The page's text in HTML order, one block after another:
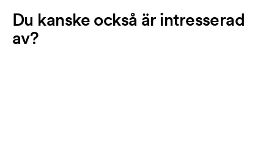
Du kanske också är intresserad
av?